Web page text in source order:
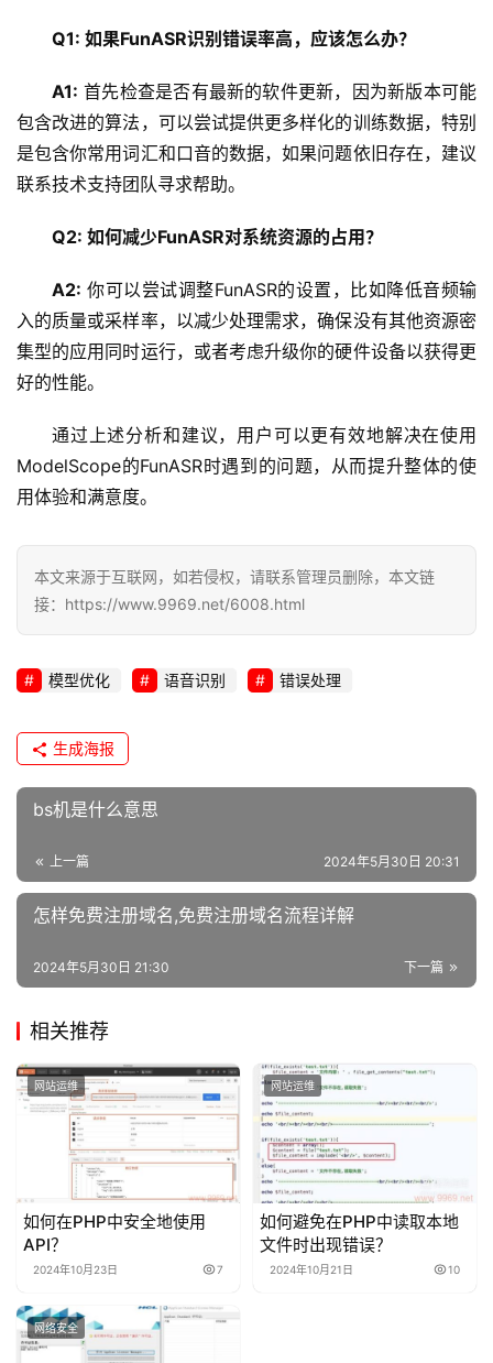
Q1: 如果FunASR识别错误率高，应该怎么办？
A1: 首先检查是否有最新的软件更新，因为新版本可能
包含改进的算法，可以尝试提供更多样化的训练数据，特别
是包含你常用词汇和口音的数据，如果问题依旧存在，建议
联系技术支持团队寻求帮助。
Q2: 如何减少FunASR对系统资源的占用？
A2: 你可以尝试调整FunASR的设置，比如降低音频输
入的质量或采样率，以减少处理需求，确保没有其他资源密
集型的应用同时运行，或者考虑升级你的硬件设备以获得更
好的性能。
通过上述分析和建议，用户可以更有效地解决在使用
ModelScope的FunASR时遇到的问题，从而提升整体的使
用体验和满意度。
本文来源于互联网，如若侵权，请联系管理员删除，本文链
接：https://www.9969.net/6008.html
模型优化 语音识别 错误处理
生成海报
bs机是什么意思
上一篇 2024年5月30日 20:31
怎样免费注册域名,免费注册域名流程详解
下一篇
2024年5月30日 21:30
相关推荐
网站运维
如何在PHP中安全地使用
API？
2024年10月23日 7
网站运维
如何避免在PHP中读取本地
文件时出现错误？
2024年10月21日 10
网络安全